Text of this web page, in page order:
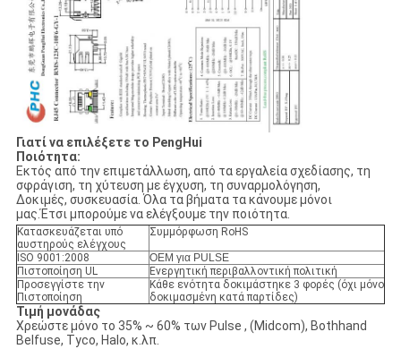
Γιατί να επιλέξετε το PengHui
Ποιότητα:
Εκτός από την επιμετάλλωση, από τα εργαλεία σχεδίασης, τη
σφράγιση, τη χύτευση με έγχυση, τη συναρμολόγηση,
Δοκιμές, συσκευασία. Όλα τα βήματα τα κάνουμε μόνοι
μας.Έτσι μπορούμε να ελέγξουμε την ποιότητα.
Κατασκευάζεται υπό
αυστηρούς ελέγχους
Συμμόρφωση RoHS
ISO 9001:2008
OEM για PULSE
Πιστοποίηση UL
Ενεργητική περιβαλλοντική πολιτική
Προσεγγίστε την
Πιστοποίηση
Κάθε ενότητα δοκιμάστηκε 3 φορές (όχι μόνο
δοκιμασμένη κατά παρτίδες)
Τιμή μονάδας
Χρεώστε μόνο το 35% ~ 60% των Pulse , (Midcom), Bothhand
Belfuse, Tyco, Halo, κ.λπ.